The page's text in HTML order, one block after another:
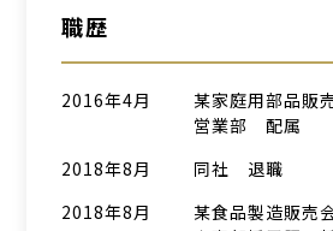
職歴
2016年4月
某家庭用部品販
営業部 配属
2018年8月
同社 退職
2018年8月
某食品製造販売